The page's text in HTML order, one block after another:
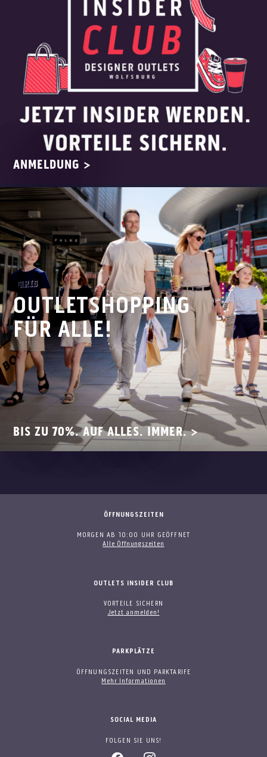
ANMELDUNG >
OUTLET­SHOPPING
FÜR ALLE!
BIS ZU 70%. AUF ALLES. IMMER. >
ÖFFNUNGSZEITEN
MORGEN AB 10:00 UHR GEÖFFNET
Alle Öffnungszeiten
OUTLETS INSIDER CLUB
VORTEILE SICHERN
Jetzt anmelden!
PARKPLÄTZE
ÖFFNUNGSZEITEN UND PARKTARIFE
Mehr Informationen
SOCIAL MEDIA
FOLGEN SIE UNS!